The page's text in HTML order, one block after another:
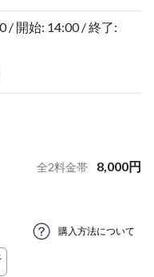
/ 開始: 14:00 / 終了:
全2料金帯 8,000円
購入方法について